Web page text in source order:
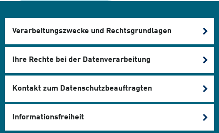
Verarbeitungszwecke und Rechtsgrundlagen
Ihre Rechte bei der Datenverarbeitung
Kontakt zum Datenschutzbeauftragten
Informationsfreiheit